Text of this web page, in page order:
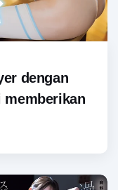
dengan
memberikan